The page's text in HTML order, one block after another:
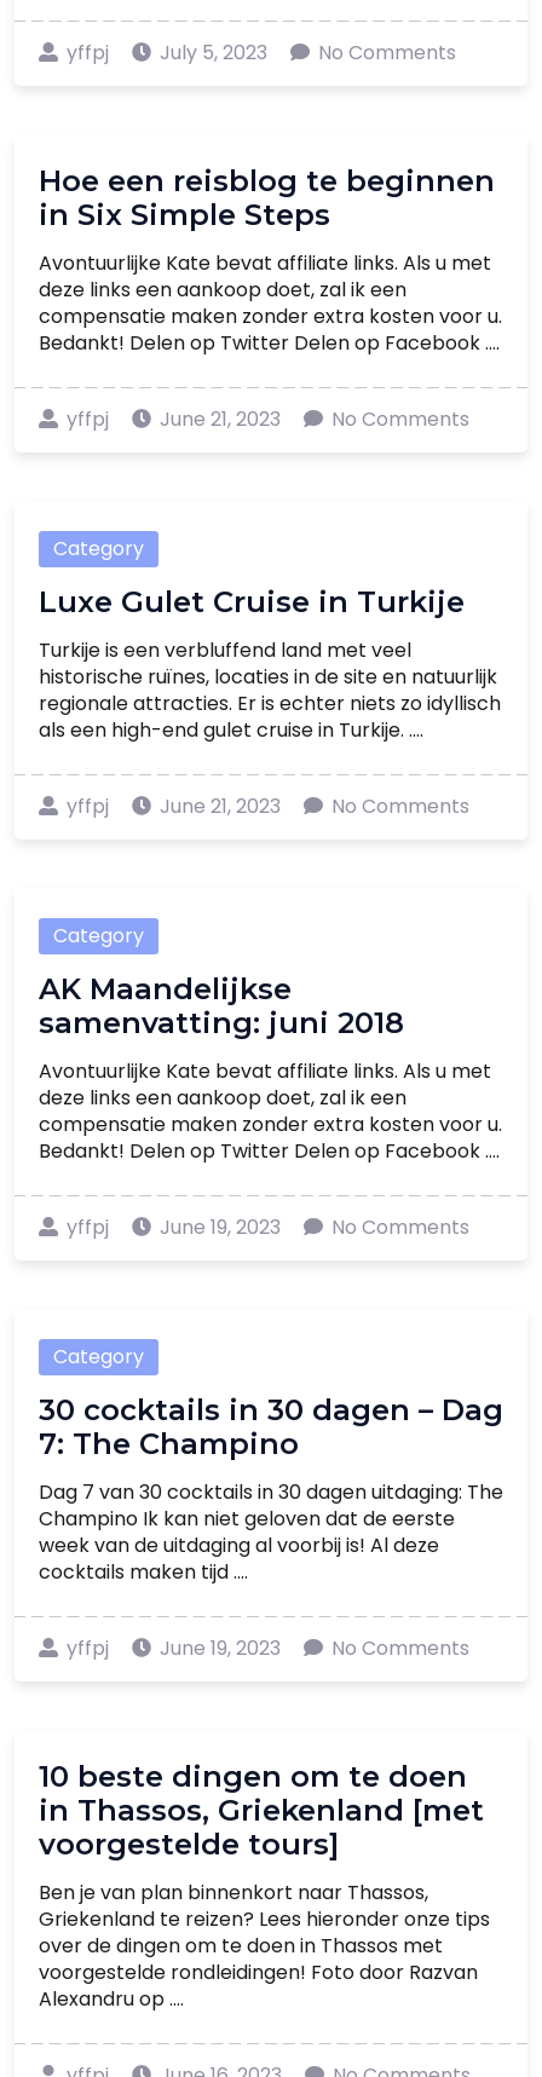
yffpj July 5, 2023 No Comments
Hoe een reisblog te beginnen
in Six Simple Steps
Avontuurlijke Kate bevat affiliate links. Als u met
deze links een aankoop doet, zal ik een
compensatie maken zonder extra kosten voor u.
Bedankt! Delen op Twitter Delen op Facebook ....
yffpj June 21, 2023 No Comments
Category
Luxe Gulet Cruise in Turkije
Turkije is een verbluffend land met veel
historische ruïnes, locaties in de site en natuurlijk
regionale attracties. Er is echter niets zo idyllisch
als een high-end gulet cruise in Turkije. ....
yffpj June 21, 2023 No Comments
Category
AK Maandelijkse
samenvatting: juni 2018
Avontuurlijke Kate bevat affiliate links. Als u met
deze links een aankoop doet, zal ik een
compensatie maken zonder extra kosten voor u.
Bedankt! Delen op Twitter Delen op Facebook ....
yffpj June 19, 2023 No Comments
Category
30 cocktails in 30 dagen – Dag
7: The Champino
Dag 7 van 30 cocktails in 30 dagen uitdaging: The
Champino Ik kan niet geloven dat de eerste
week van de uitdaging al voorbij is! Al deze
cocktails maken tijd ....
yffpj June 19, 2023 No Comments
10 beste dingen om te doen
in Thassos, Griekenland [met
voorgestelde tours]
Ben je van plan binnenkort naar Thassos,
Griekenland te reizen? Lees hieronder onze tips
over de dingen om te doen in Thassos met
voorgestelde rondleidingen! Foto door Razvan
Alexandru op ....